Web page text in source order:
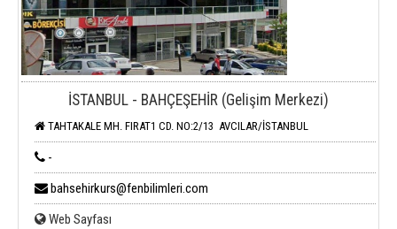
İSTANBUL - BAHÇEŞEHİR (Gelişim Merkezi)
TAHTAKALE MH. FIRAT1 CD. NO:2/13 AVCILAR/İSTANBUL
-
bahsehirkurs@fenbilimleri.com
Web Sayfası